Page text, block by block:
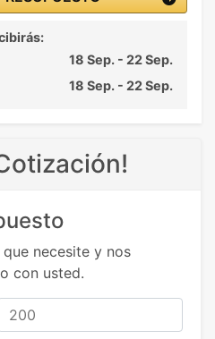
18 Sep. - 22 Sep.
18 Sep. - 22 Sep.
necesite y nos
con usted.